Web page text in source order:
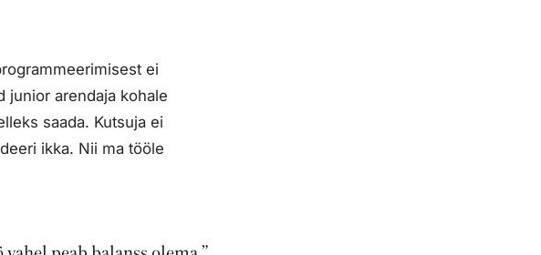
ei
junior arendaja kohale
saada. Kutsuja ei
ikka. Nii ma tööle